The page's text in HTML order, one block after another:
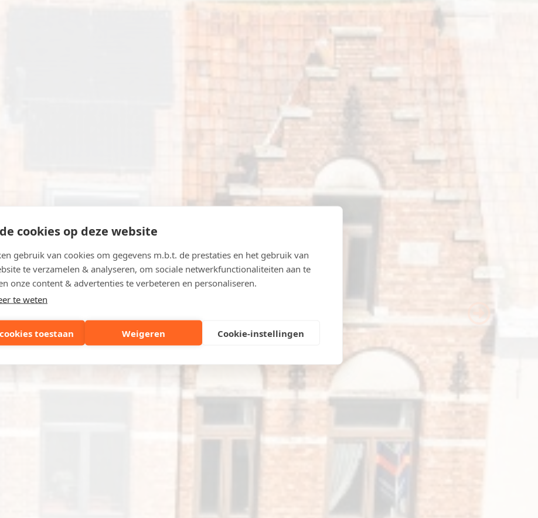
Next
cookies op deze website
gebruik van cookies om gegevens m.b.t. de prestaties en het gebruik van
te verzamelen & analyseren, om sociale netwerkfunctionaliteiten aan te
onze content & advertenties te verbeteren en personaliseren.
te weten
toestaan Weigeren Cookie-instellingen